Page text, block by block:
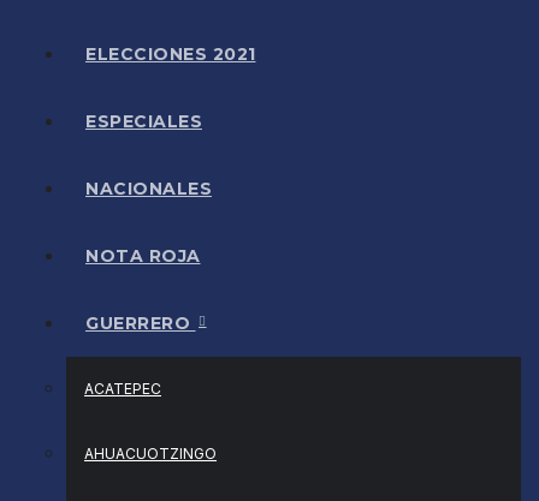
ELECCIONES 2021
ESPECIALES
NACIONALES
NOTA ROJA
GUERRERO
ACATEPEC
AHUACUOTZINGO